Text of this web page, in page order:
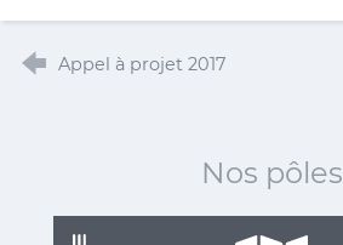
Appel à projet 2017
Nos pôles